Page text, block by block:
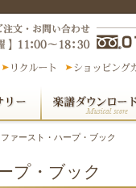
ァースト・ハープ・ブック
プ・ブック